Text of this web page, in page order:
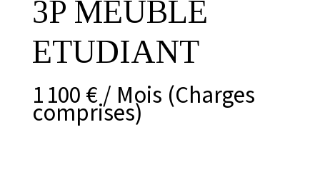
3P MEUBLE
ETUDIANT
1 100 € / Mois (Charges
comprises)